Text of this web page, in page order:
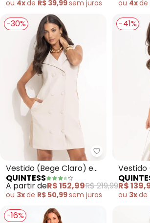
ou 4xde R$ 39,99sem juros ou 4xde
-30%
Quintess -
Vestido (Bege Claro) em
Alfaiataria
QUINTESS
A partir deR$ 152,99R$ 219,99
ou 3xde R$ 50,99sem juros
-41%
Vestido
em
R$
ou 3xde
-16%